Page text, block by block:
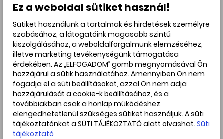
galaxisok esetében a színképvonalaknak a Világegyetem
általános tágulása miatti vöröseltolódása árulkodik arról,
hogy mekkora távolságban találhatóak tőlünk. A NIRSpec
spektrográf egy 3,6 × 3,4 ívperc méretű látómezőben egy
időben akár 200 célpont színképét is rögzíteni tudja,
elsőként az űrtávcsövek között. Ezzel a szűkös megfigyelési
időt nagyon jól ki tudja használni.
A műszer az Európai Űrügynökség (ESA) egyik
hozzájárulása a JWST-hez.
AMIRI(Mid-InfraRed Instrument ) nevű berendezés
hosszabb hullámhosszakon (5–28 μm), az ún. közepes
infravörös tartományban lesz érzékeny. Ez azt is jelenti,
Ez a weboldal sütiket használ!
Sütiket használunk a tartalmak és hirdetések személyre
szabásához, a látogatóink magasabb szintű
kiszolgálásához, a weboldalforgalmunk elemzéséhez,
illetve marketing tevékenységünk támogatása
érdekében. Az „ELFOGADOM” gomb megnyomásával Ön
hozzájárul a sütik használatához. Amennyiben Ön nem
fogadja el a süti beállításokat, azzal Ön nem adja
hozzájárulását a cookie-k beállításához, és a
továbbiakban csak a honlap működéshez
elengedhetetlenül szükséges sütiket használjuk. A süti
tájékoztatónkat a SÜTI TÁJÉKOZTATÓ alatt olvashat. Süti
tájékoztató